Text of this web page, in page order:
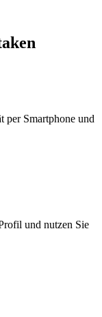
per Smartphone und
und nutzen Sie